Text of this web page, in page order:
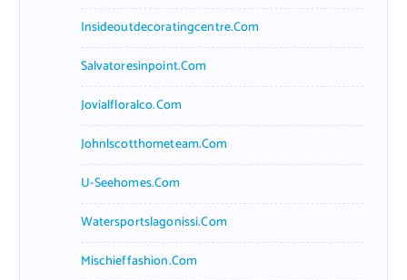
Insideoutdecoratingcentre.com
Salvatoresinpoint.com
Jovialfloralco.com
Johnlscotthometeam.com
U-Seehomes.com
Watersportslagonissi.com
Mischieffashion.com